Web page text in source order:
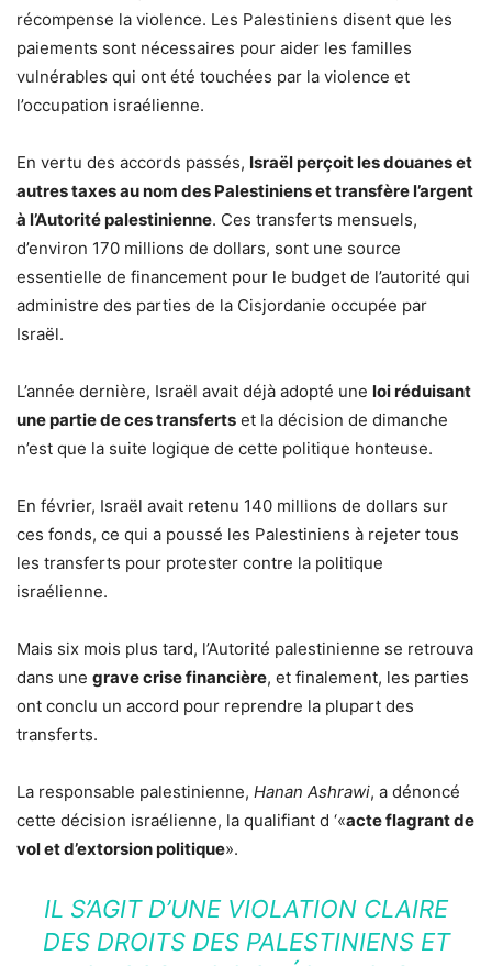
récompense la violence. Les Palestiniens disent que les
paiements sont nécessaires pour aider les familles
vulnérables qui ont été touchées par la violence et
l’occupation israélienne.
En vertu des accords passés, Israël perçoit les douanes et
autres taxes au nom des Palestiniens et transfère l’argent
à l’Autorité palestinienne. Ces transferts mensuels,
d’environ 170 millions de dollars, sont une source
essentielle de financement pour le budget de l’autorité qui
administre des parties de la Cisjordanie occupée par
Israël.
L’année dernière, Israël avait déjà adopté une loi réduisant
une partie de ces transferts et la décision de dimanche
n’est que la suite logique de cette politique honteuse.
En février, Israël avait retenu 140 millions de dollars sur
ces fonds, ce qui a poussé les Palestiniens à rejeter tous
les transferts pour protester contre la politique
israélienne.
Mais six mois plus tard, l’Autorité palestinienne se retrouva
dans une grave crise financière, et finalement, les parties
ont conclu un accord pour reprendre la plupart des
transferts.
La responsable palestinienne, Hanan Ashrawi, a dénoncé
cette décision israélienne, la qualifiant d ‘«acte flagrant de
vol et d’extorsion politique».
IL S’AGIT D’UNE VIOLATION CLAIRE
DES DROITS DES PALESTINIENS ET